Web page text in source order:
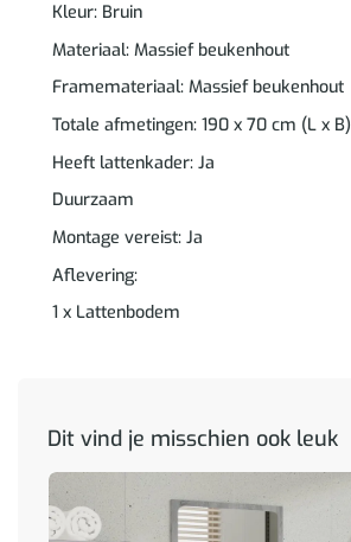
Kleur: Bruin
Materiaal: Massief beukenhout
Framemateriaal: Massief beukenhout
Totale afmetingen: 190 x 70 cm (L x B)
Heeft lattenkader: Ja
Duurzaam
Montage vereist: Ja
Aflevering:
1 x Lattenbodem
Dit vind je misschien ook leuk